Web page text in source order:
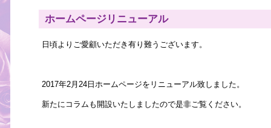
ホームページリニューアル
日頃よりご愛顧いただき有り難うございます。
2017年2月24日ホームページをリニューアル致しました。
新たにコラムも開設いたしましたので是非ご覧ください。